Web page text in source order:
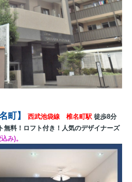
町】 西武池袋線 椎名町駅 徒歩8分
無料！ロフト付き！人気のデザイナーズ
み)。